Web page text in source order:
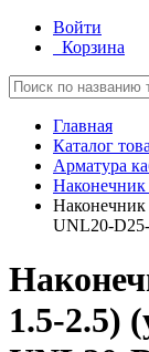
Войти
Корзина
Главная
Каталог
Арматура
UNL20-
1.5-2.5)